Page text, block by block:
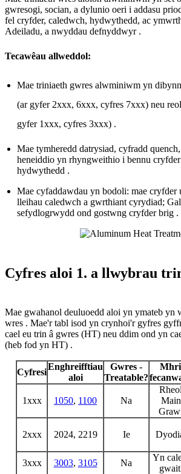
gwresogi, socian, a dylunio oeri i addasu
fel cryfder, caledwch, hydwythedd, ac
Adeiladu, a nwyddau defnyddwyr .
Tecawêau allweddol:
Mae triniaeth gwres alwminiwm yn
(ar gyfer 2xxx, 6xxx, cyfres 7xxx) neu
gyfer 1xxx, cyfres 3xxx) .
Mae tymheredd datrysiad, cyfradd
heneiddio yn rhyngweithio i bennu
hydwythedd .
Mae cyfaddawdau yn bodoli: mae cryfder
lleihau caledwch a gwrthiant cyrydiad;
sefydlogrwydd ond gostwng cryfder brig .
Cyfres aloi 1. a llwybrau
Mae gwahanol deuluoedd aloi yn ymateb yn
wres . Mae'r tabl isod yn crynhoi'r gyfres
cael eu trin â gwres (HT) neu ddim ond yn
(heb fod yn HT) .
Cyfresi
Enghreifftiau
aloi
Gwres -
Treatable?
1xxx 1050, 1100 Na
2xxx 2024, 2219 Ie
3xxx
3003, 3105 Na
Yn